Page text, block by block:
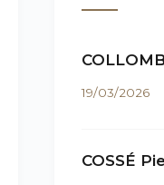
19/03/2026
COSSÉ